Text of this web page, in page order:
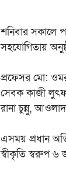
শনিবার সকালে
সহযোগিতায়
প্রফেসর মো: ওমর
সেবক কাজী
রানা চুন্নু,
এসময় প্রধান
স্বীকৃতি স্বরুপ ৬